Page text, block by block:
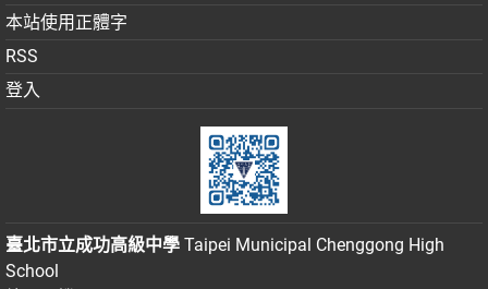
本站使用正體字
RSS
登入
臺北市立成功高級中學 Taipei Municipal Chenggong High
School